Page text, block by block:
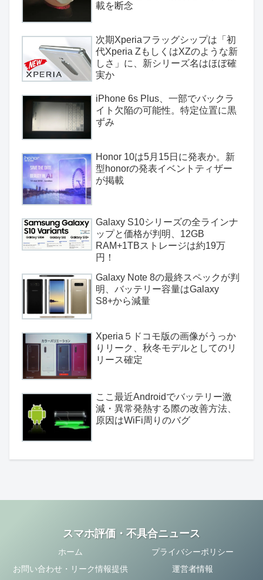
載を断念
次期Xperiaフラッグシップは「初
代Xperia ZもしくはXZのような新
しさ」に、新シリーズ名はほぼ確
実か
iPhone 6s Plus、一部でバックラ
イト欠陥の可能性。特定位置に黒
ずみ
Honor 10は5月15日に発表か。新
型honorの発表イベントティザー
が掲載
Galaxy S10シリーズの全ラインナ
ップと価格が判明、12GB
RAM+1TBストレージは約19万
円！
Galaxy Note 8の最終スペックが判
明、バッテリー容量はGalaxy
S8+から減量
Xperia５ドコモ版の画像がうっか
りリーク、秋冬モデルとしてのリ
リース確定
ここ最近Androidでバッテリー激
減・異常発熱する際の改善方法、
原因はWiFi周りのバグ
スマホ評価・不具合ニュース
ホーム
プライバシーポリシー
お問い合わせ・リーク情報提供
運営者情報